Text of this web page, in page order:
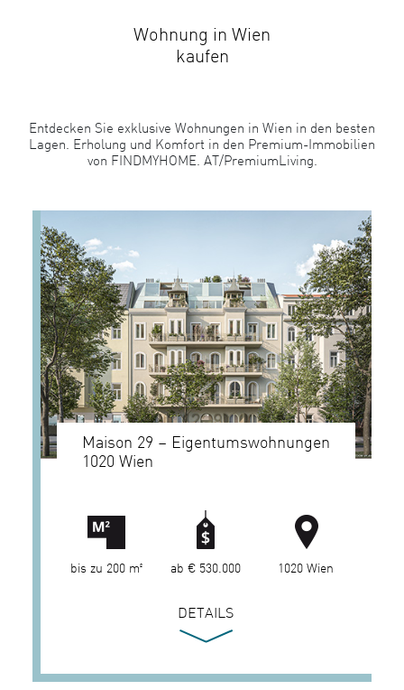
Wohnung in Wien
kaufen
Entdecken Sie exklusive Wohnungen in Wien in den besten
Lagen. Erholung und Komfort in den Premium-Immobilien
von FINDMYHOME. AT/PremiumLiving.
Maison 29 – Eigentumswohnungen
1020 Wien
bis zu 200 m² ab € 530.000 1020 Wien
DETAILS